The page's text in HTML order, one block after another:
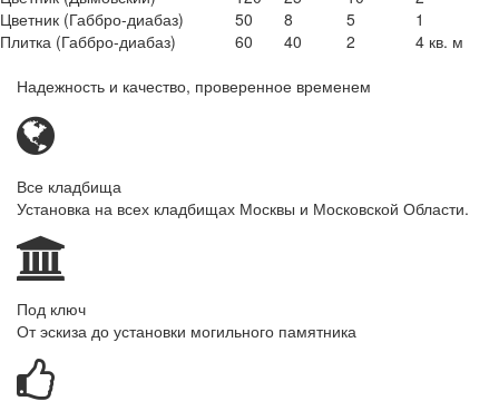
Цветник (Габбро-диабаз)
50 8 5
1
Плитка (Габбро-диабаз)
60 40 2
4 кв. м
Надежность и качество, проверенное временем
Все кладбища
Установка на всех кладбищах Москвы и Московской Области.
Под ключ
От эскиза до установки могильного памятника